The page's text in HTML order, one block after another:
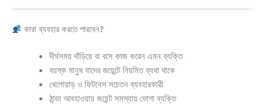
কারা ব্যবহার করতে পারবেন?
দীর্ঘসময় দাঁড়িয়ে বা বসে কাজ করেন এমন ব্যক্তি
বয়স্ক মানুষ যাদের জয়েন্টে নিয়মিত ব্যথা থাকে
খেলোয়াড় ও ফিটনেস সচেতন ব্যবহারকারী
ঠান্ডা আবহাওয়ায় জয়েন্ট সমস্যায় ভোগা ব্যক্তি